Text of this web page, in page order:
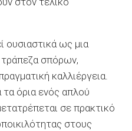
ουσιαστικά ως μια
σπόρων,
καλλιέργεια.
όρια ενός απλού
σε πρακτικό
στους